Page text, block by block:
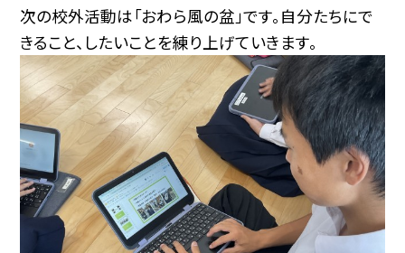
次の校外活動は「おわら風の盆」です。自分たちにで
きること、したいことを練り上げていきます。